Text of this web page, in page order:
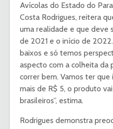
Avícolas do Estado do
Costa Rodrigues, reitera
uma realidade e que deve
de 2021 e o início de
baixos e só temos
aspecto com a colheita da
correr bem. Vamos ter
mais de R$ 5, o produto
brasileiros”, estima.
Rodrigues demonstra